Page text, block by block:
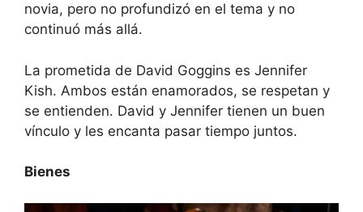
novia, pero no profundizó en el tema y no
continuó más allá.
La prometida de David Goggins es Jennifer
Kish. Ambos están enamorados, se respetan y
se entienden. David y Jennifer tienen un buen
vínculo y les encanta pasar tiempo juntos.
Bienes